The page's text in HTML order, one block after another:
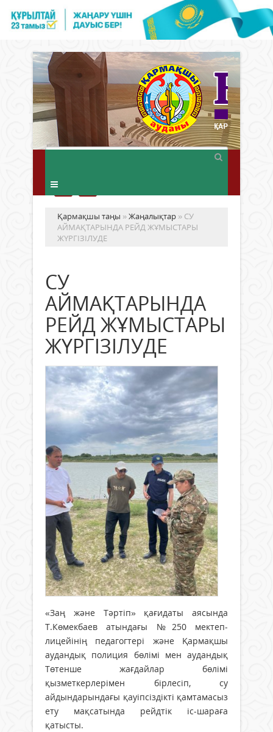
Қармақшы таңы »Жаңалықтар » СУ
АЙМАҚТАРЫНДА РЕЙД ЖҰМЫСТАРЫ
ЖҮРГІЗІЛУДЕ
СУ
АЙМАҚТАРЫНДА
РЕЙД ЖҰМЫСТАРЫ
ЖҮРГІЗІЛУДЕ
«Заң және Тәртіп» қағидаты аясында
Т.Көмекбаев атындағы №250 мектеп-
лицейінің педагогтері және Қармақшы
аудандық полиция бөлімі мен аудандық
Төтенше жағдайлар бөлімі
қызметкерлерімен бірлесіп, су
айдындарындағы қауіпсіздікті қамтамасыз
ету мақсатында рейдтік іс-шараға
қатысты.